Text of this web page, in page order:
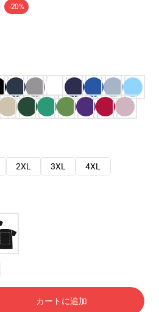
-20%
2XL 3XL
4XL
カートに追加